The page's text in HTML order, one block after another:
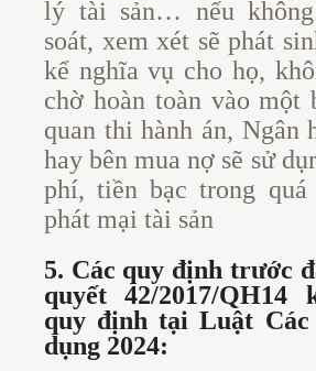
lý tài sản… nếu
soát, xem xét sẽ phát
kể nghĩa vụ cho họ,
chờ hoàn toàn vào một
quan thi hành án, Ngân
hay bên mua nợ sẽ sử
phí, tiền bạc trong
phát mại tài sản
5. Các quy định trước
quyết 42/2017/QH14
quy định tại Luật
dụng 2024: